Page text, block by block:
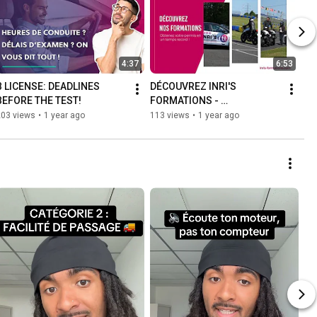
4:37
LICENSE: DEADLINES
THE TEST!
views • 1 year ago
6:53
DÉCOUVREZ INRI'S
FORMATIONS -
FORMATIONS ET
113 views • 1 year ago